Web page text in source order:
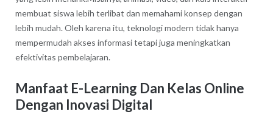
membuat siswa lebih terlibat dan memahami konsep dengan
lebih mudah. Oleh karena itu, teknologi modern tidak hanya
mempermudah akses informasi tetapi juga meningkatkan
efektivitas pembelajaran.
Manfaat E-Learning Dan Kelas Online
Dengan Inovasi Digital